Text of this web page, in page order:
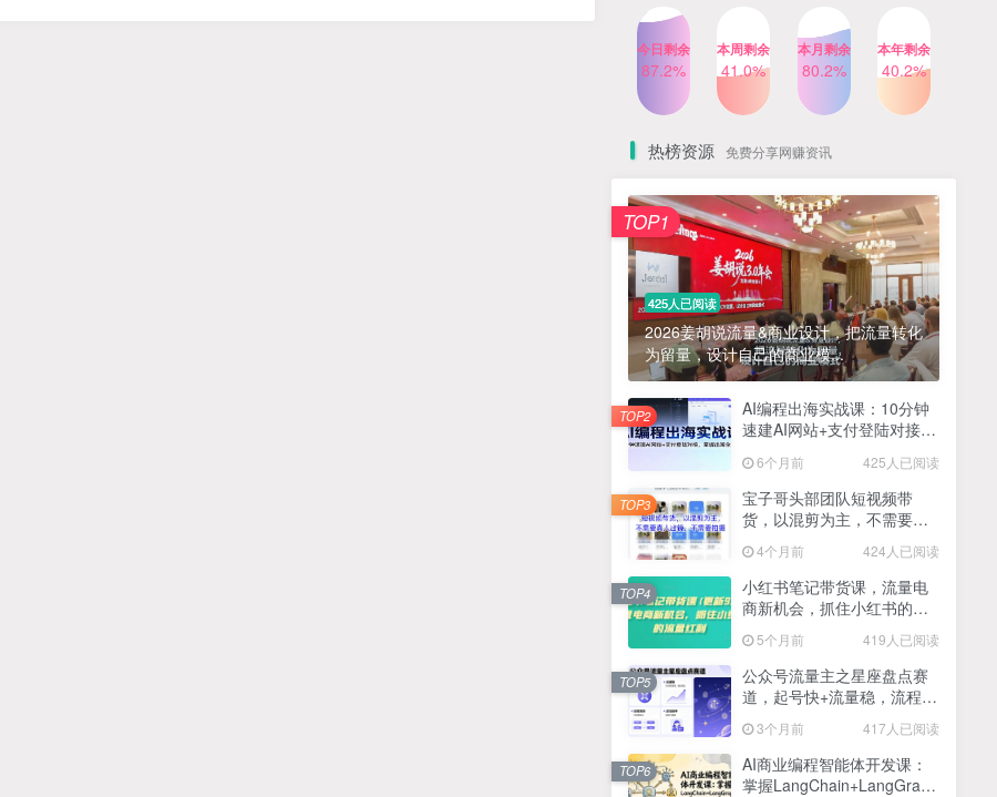
AI商业编程智能体开发课：
掌握LangChain+LangGraph
构建多智能体协同架构的核
4个月前 417人已阅读
TOP6
1 ? 零加盟费｜红颜搭全国城市代理商招募正式启动！
淘宝天猫盈利突破特训营25年12月线下课，系统性的深度剖析电商企业经营之道，打造电商标准化运营体系
3 抓亚马逊漏洞，免去店铺月租，一个流量大竞争小，让你有机会成大卖的赛道
2025最新零撸项目，一部手机就可以操作，20秒一单，零投入纯薅羊毛，无门槛，一天200+【揭秘】
5 线上陪伴项目玩法，聊聊天就有收益的项目，一个月收益5000+
6 全网首发！答案之书网页版，全新玩法，搭配文档和网页，日入1k+零门槛小白首选副业
7 25年7月小红书女粉新玩法，公域转私域变现，日轻松变现2张+，5分钟简单复制好上手
8 情趣内衣暴利玩法，冷门赛道，日入1k+
9 在家就能做的项目，一天轻松300+，操作简单上手快
10 2025年百家号AI图文掘金，手机操作单号月入4-5位数，低门槛【附指令+工具】
抖音情感文案项目玩法，单月涨粉3000+，新手小白也能做
今日剩余
87.2%
本周剩余
41.0%
本月剩余
80.2%
本年剩余
40.2%
热榜资源 免费分享网赚资讯
425人已阅读
2026姜胡说流量&商业设计，把流量转化
为留量，设计自己的商业模...
TOP1
AI编程出海实战课：10分钟
速建AI网站+支付登陆对接，
6个月前 425人已阅读
TOP2
宝子哥头部团队短视频带
货，以混剪为主，不需要真
26年3月】
4个月前 424人已阅读
TOP3
小红书笔记带货课，流量电
商新机会，抓住小红书的流
5个月前 419人已阅读
TOP4
公众号流量主之星座盘点赛
道，起号快+流量稳，流程简
3个月前 417人已阅读
TOP5
AI商业编程智能体开发课：
掌握LangChain+LangGraph
TOP6